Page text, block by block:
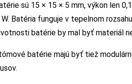
sú 15 × 15 × 5 mm, výkon len
Batéria funguje v tepelnom
batérie by mal byť materiál
batérie majú byť tiež